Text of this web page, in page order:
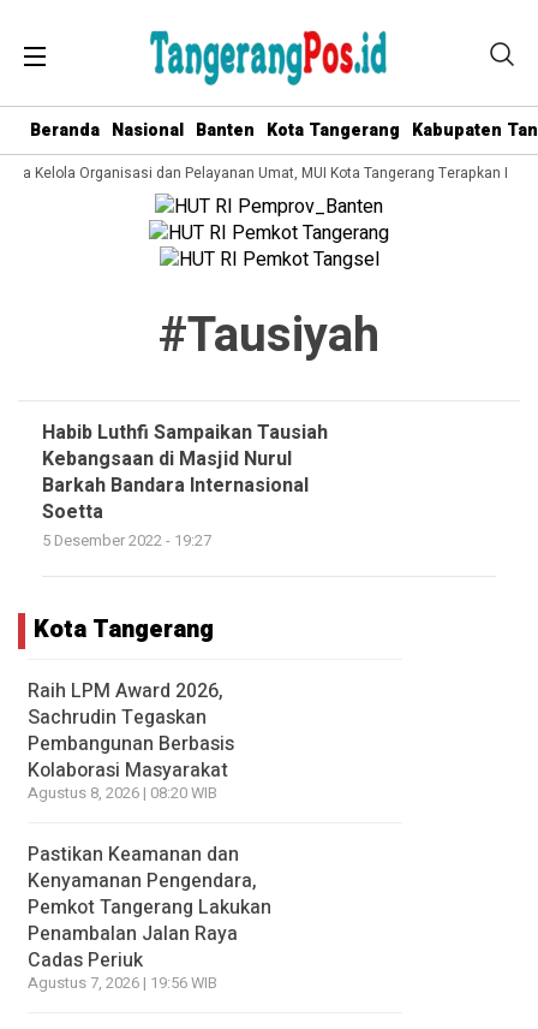
Beranda Nasional Banten Kota Tangerang Kabupaten
Kelola Organisasi dan Pelayanan Umat, MUI Kota Tangerang Terapkan ISO
#tausiyah
Habib Luthfi Sampaikan Tausiah
Kebangsaan di Masjid Nurul
Barkah Bandara Internasional
Soetta
5 Desember 2022 - 19:27
Kota Tangerang
Raih LPM Award 2026,
Sachrudin Tegaskan
Pembangunan Berbasis
Kolaborasi Masyarakat
Agustus 8, 2026 | 08:20 WIB
Pastikan Keamanan dan
Kenyamanan Pengendara,
Pemkot Tangerang Lakukan
Penambalan Jalan Raya
Cadas Periuk
Agustus 7, 2026 | 19:56 WIB